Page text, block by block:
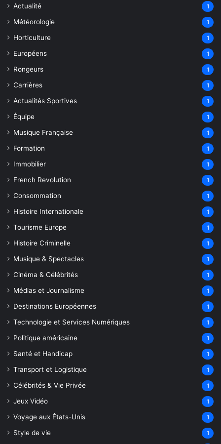
Actualité 1
Météorologie 1
Horticulture 1
Européens 1
Rongeurs 1
Carrières 1
Actualités Sportives 1
Équipe 1
Musique Française 1
Formation 1
Immobilier 1
French Revolution 1
Consommation 1
Histoire Internationale 1
Tourisme Europe 1
Histoire Criminelle 1
Musique & Spectacles 1
Cinéma & Célébrités 1
Médias et Journalisme 1
Destinations Européennes 1
Technologie et Services Numériques 1
Politique américaine 1
Santé et Handicap 1
Transport et Logistique 1
Célébrités & Vie Privée 1
Jeux Vidéo 1
Voyage aux États-Unis 1
Style de vie 1